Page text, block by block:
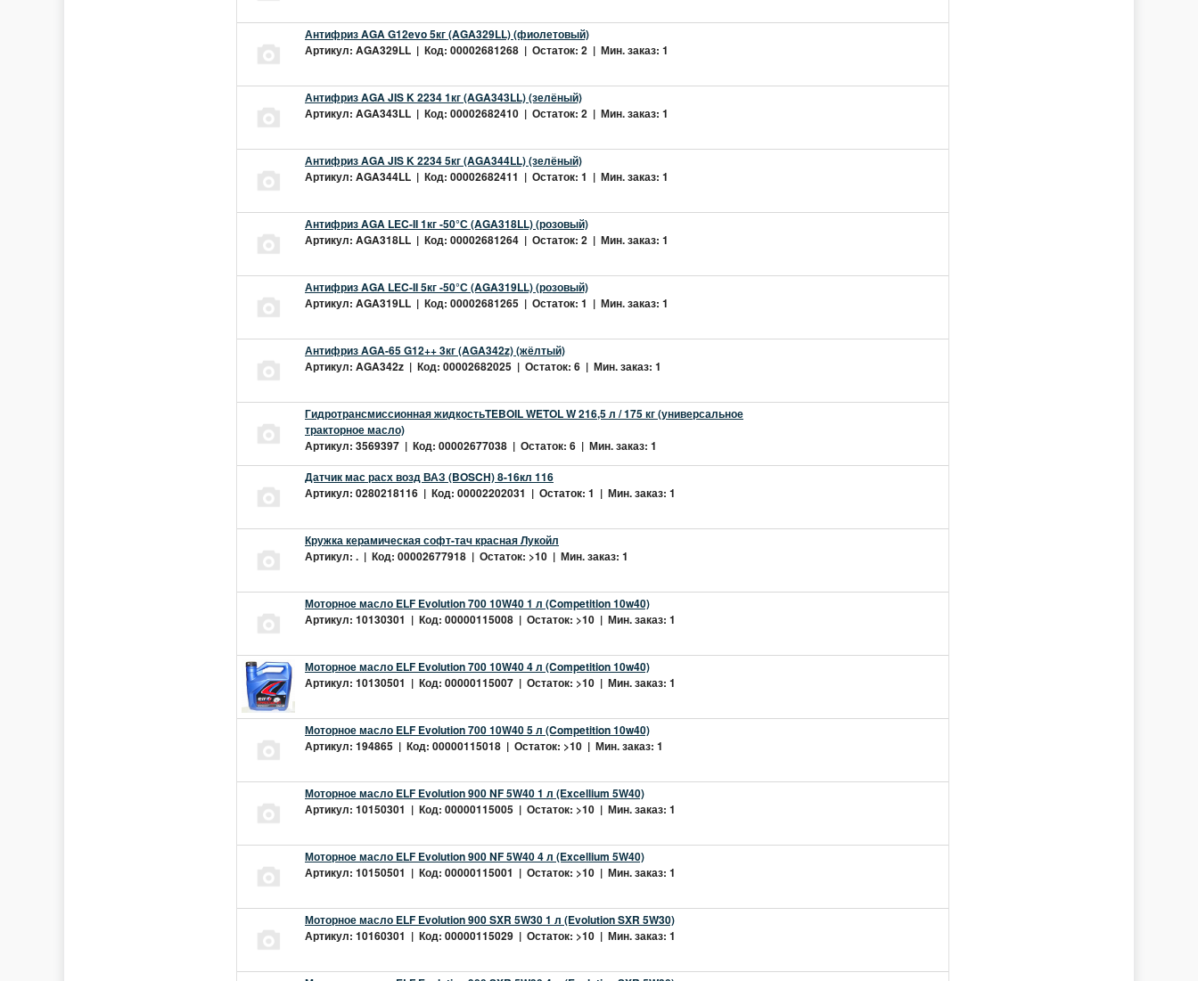
Антифриз AGA G12evo 5кг (AGA329LL) (фиолетовый)
Артикул: AGA329LL | Код: 00002681268 | Остаток: 2 | Мин. заказ: 1
Антифриз AGA JIS K 2234 1кг (AGA343LL) (зелёный)
Артикул: AGA343LL | Код: 00002682410 | Остаток: 2 | Мин. заказ: 1
Антифриз AGA JIS K 2234 5кг (AGA344LL) (зелёный)
Артикул: AGA344LL | Код: 00002682411 | Остаток: 1 | Мин. заказ: 1
Антифриз AGA LEC-II 1кг -50°С (AGA318LL) (розовый)
Артикул: AGA318LL | Код: 00002681264 | Остаток: 2 | Мин. заказ: 1
Антифриз AGA LEC-II 5кг -50°С (AGA319LL) (розовый)
Артикул: AGA319LL | Код: 00002681265 | Остаток: 1 | Мин. заказ: 1
Антифриз AGA-65 G12++ 3кг (AGA342z) (жёлтый)
Артикул: AGA342z | Код: 00002682025 | Остаток: 6 | Мин. заказ: 1
Гидротрансмиссионная жидкостьTEBOIL WETOL W 216,5 л / 175 кг (универсальное
тракторное масло)
Артикул: 3569397 | Код: 00002677038 | Остаток: 6 | Мин. заказ: 1
Датчик мас расх возд ВАЗ (BOSCH) 8-16кл 116
Артикул: 0280218116 | Код: 00002202031 | Остаток: 1 | Мин. заказ: 1
Кружка керамическая софт-тач красная Лукойл
Артикул: . | Код: 00002677918 | Остаток: >10 | Мин. заказ: 1
Моторное масло ELF Evolution 700 10W40 1 л (Competition 10w40)
Артикул: 10130301 | Код: 00000115008 | Остаток: >10 | Мин. заказ: 1
Моторное масло ELF Evolution 700 10W40 4 л (Competition 10w40)
Артикул: 10130501 | Код: 00000115007 | Остаток: >10 | Мин. заказ: 1
Моторное масло ELF Evolution 700 10W40 5 л (Competition 10w40)
Артикул: 194865 | Код: 00000115018 | Остаток: >10 | Мин. заказ: 1
Моторное масло ELF Evolution 900 NF 5W40 1 л (Excellium 5W40)
Артикул: 10150301 | Код: 00000115005 | Остаток: >10 | Мин. заказ: 1
Моторное масло ELF Evolution 900 NF 5W40 4 л (Excellium 5W40)
Артикул: 10150501 | Код: 00000115001 | Остаток: >10 | Мин. заказ: 1
Моторное масло ELF Evolution 900 SXR 5W30 1 л (Evolution SXR 5W30)
Артикул: 10160301 | Код: 00000115029 | Остаток: >10 | Мин. заказ: 1